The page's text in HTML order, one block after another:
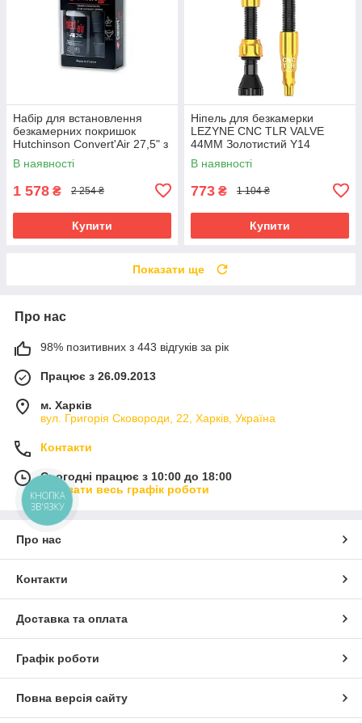
Набір для встановлення
безкамерних покришок
Hutchinson Convert'Air 27,5" з
герметиком і ніпелями
В наявності
1 578 ₴ 2 254 ₴
Купити
Ніпель для безкамерки
LEZYNE CNC TLR VALVE
44MM Золотистий Y14
В наявності
773 ₴ 1 104 ₴
Купити
Показати ще
Про нас
98% позитивних з 443 відгуків за рік
Працює з 26.09.2013
м. Харків
вул. Григорія Сковороди, 22, Харків, Україна
Контакти
Сьогодні працює з 10:00 до 18:00
Показати весь графік роботи
Про нас
Контакти
Доставка та оплата
Графік роботи
Повна версія сайту
КНОПКА
ЗВ'ЯЗКУ